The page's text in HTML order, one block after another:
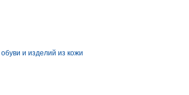
и изделий из кожи